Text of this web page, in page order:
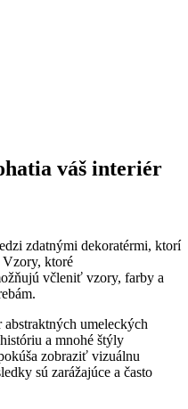
váš interiér
zdatnými dekoratérmi, ktorí
ktoré
včleniť vzory, farby a
umeleckých
a mnohé štýly
zobraziť vizuálnu
sú zarážajúce a často